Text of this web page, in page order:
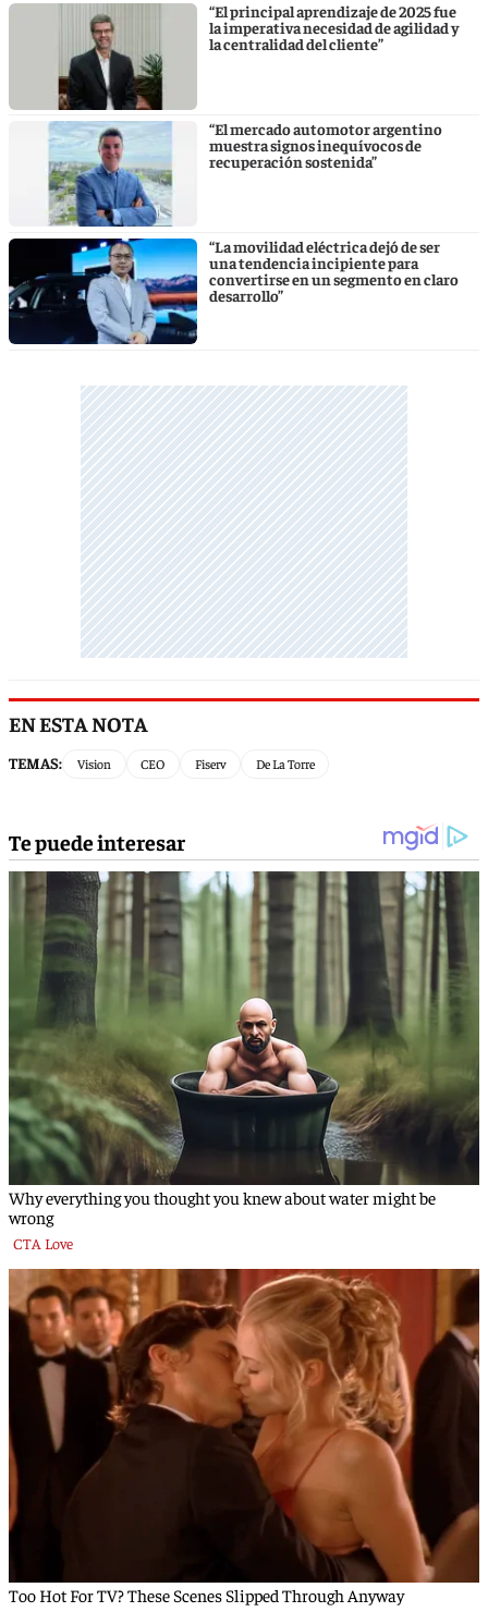
“El principal aprendizaje de 2025 fue
la imperativa necesidad de agilidad y
la centralidad del cliente”
“El mercado automotor argentino
muestra signos inequívocos de
recuperación sostenida”
“La movilidad eléctrica dejó de ser
una tendencia incipiente para
convertirse en un segmento en claro
desarrollo”
EN ESTA NOTA
TEMAS: Vision CEO Fiserv De La Torre